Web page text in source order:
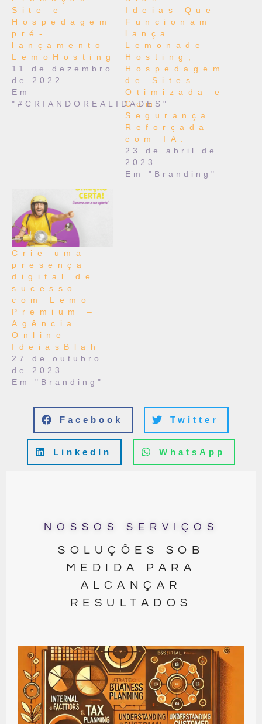
Site e
Hospedagem
pré-
lançamento
LemoHosting
11 de dezembro
de 2022
Em
"#CRIANDOREALIDADES"
Ideias Que
Funcionam
lança
Lemonade
Hosting,
Hospedagem
de Sites
Otimizada e
Com
Segurança
Reforçada
com IA.
23 de abril de
2023
Em "Branding"
Crie uma
presença
digital de
sucesso
com Lemo
Premium –
Agência
Online
IdeiasBlah
27 de outubro
de 2023
Em "Branding"
Facebook Twitter
LinkedIn WhatsApp
NOSSOS SERVIÇOS
SOLUÇÕES SOB
MEDIDA PARA
ALCANÇAR
RESULTADOS